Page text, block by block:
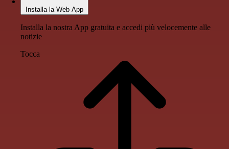
Installa la Web App
Installa la nostra App gratuita e accedi più velocemente alle
notizie
Tocca